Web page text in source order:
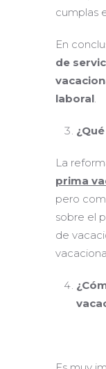
cumplas
En
de
laboral.
La
prima
pero
sobre el
de